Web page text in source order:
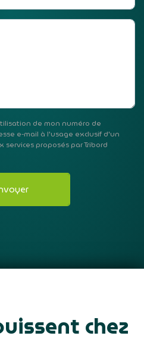
de mon numéro de
e-mail à l'usage exclusif d'un
proposés par Tribord
chez